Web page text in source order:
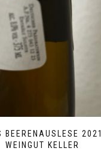
BEERENAUSLESE 2021
WEINGUT KELLER